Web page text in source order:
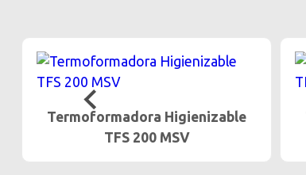
Termoformadora Higienizable
TFS 80